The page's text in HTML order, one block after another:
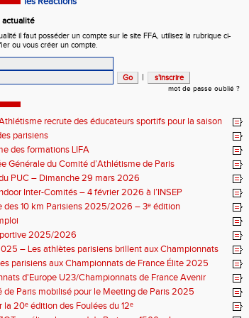
actualité
il faut posséder un compte sur le site FFA, utilisez la rubrique ci-
ou vous créer un compte.
|
mot de passe oublié ?
recrute des éducateurs sportifs pour la saison
! parisiens
des formations LIFA
Générale du Comité d’Athlétisme de Paris
PUC – Dimanche 29 mars 2026
Inter-Comités – 4 février 2026 à l’INSEP
des 10 km Parisiens 2025/2026 – 3ᵉ édition
2025/2026
– Les athlètes parisiens brillent aux Championnats
Éliteparisiens aux Championnats de France Élite 2025
d'Europe U23/Championnats de France Avenir
de Paris mobilisé pour le Meeting de Paris 2025
la 20ᵉ édition des Foulées du 12ᵉ